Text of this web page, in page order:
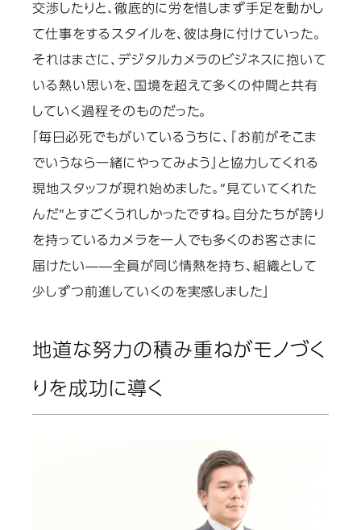
交渉したりと、徹底的に労を惜しまず手足を動かし
て仕事をするスタイルを、彼は身に付けていった。
それはまさに、デジタルカメラのビジネスに抱いて
いる熱い思いを、国境を超えて多くの仲間と共有
していく過程そのものだった。
「毎日必死でもがいているうちに、『お前がそこま
でいうなら一緒にやってみよう』と協力してくれる
現地スタッフが現れ始めました。“見ていてくれた
んだ”とすごくうれしかったですね。自分たちが誇り
を持っているカメラを一人でも多くのお客さまに
届けたい――全員が同じ情熱を持ち、組織として
少しずつ前進していくのを実感しました」
地道な努力の積み重ねがモノづく
りを成功に導く